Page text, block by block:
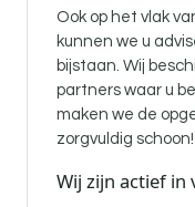
Ook op het vlak
kunnen we u
bijstaan. Wij
partners waar u
maken we de
zorgvuldig schoon!
Wij zijn actief in